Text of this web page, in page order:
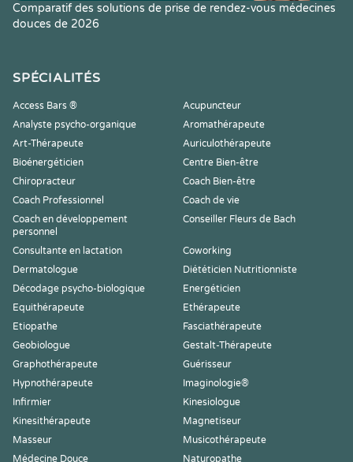
Comparatif des solutions de prise de rendez-vous médecines
douces de 2026
SPÉCIALITÉS
Access Bars ®
Acupuncteur
Analyste psycho-organique
Aromathérapeute
Art-Thérapeute
Auriculothérapeute
Bioénergéticien
Centre Bien-être
Chiropracteur
Coach Bien-être
Coach Professionnel
Coach de vie
Coach en développement
personnel
Conseiller Fleurs de Bach
Consultante en lactation
Coworking
Dermatologue
Diététicien Nutritionniste
Décodage psycho-biologique
Energéticien
Equithérapeute
Ethérapeute
Etiopathe
Fasciathérapeute
Geobiologue
Gestalt-Thérapeute
Graphothérapeute
Guérisseur
Hypnothérapeute
Imaginologie®
Infirmier
Kinesiologue
Kinesithérapeute
Magnetiseur
Masseur
Musicothérapeute
Médecine Douce
Naturopathe